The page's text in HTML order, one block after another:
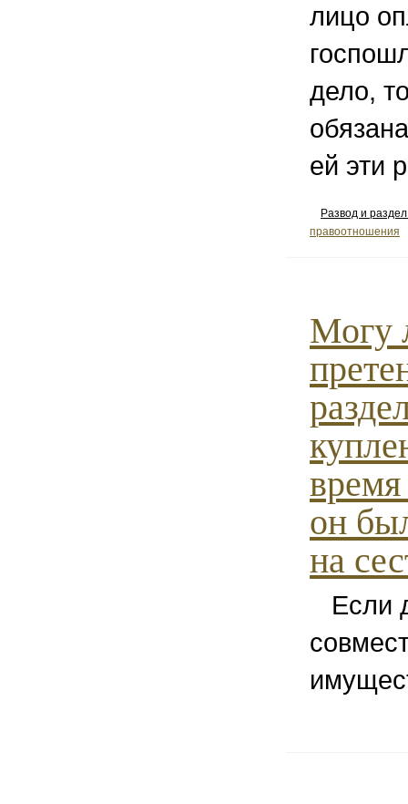
лицо
дело,
ей эти
Развод и
правоотношения
Могу
время
он
на
Если